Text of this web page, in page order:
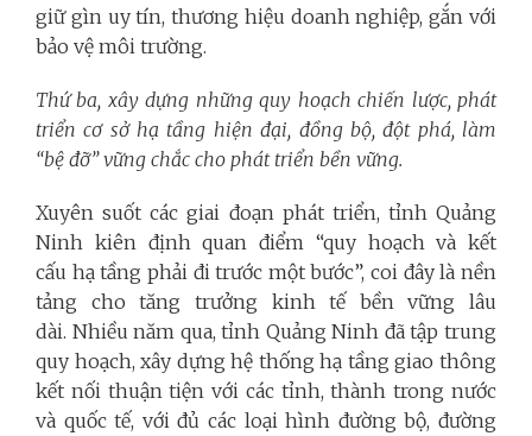
giữ gìn uy tín, thương hiệu doanh nghiệp, gắn với
bảo vệ môi trường.
Thứ ba, xây dựng những quy hoạch chiến lược, phát
triển cơ sở hạ tầng hiện đại, đồng bộ, đột phá, làm
“bệ đỡ” vững chắc cho phát triển bền vững.
Xuyên suốt các giai đoạn phát triển, tỉnh Quảng
Ninh kiên định quan điểm “quy hoạch và kết
cấu hạ tầng phải đi trước một bước”, coi đây là nền
tảng cho tăng trưởng kinh tế bền vững lâu
dài. Nhiều năm qua, tỉnh Quảng Ninh đã tập trung
quy hoạch, xây dựng hệ thống hạ tầng giao thông
kết nối thuận tiện với các tỉnh, thành trong nước
và quốc tế, với đủ các loại hình đường bộ, đường